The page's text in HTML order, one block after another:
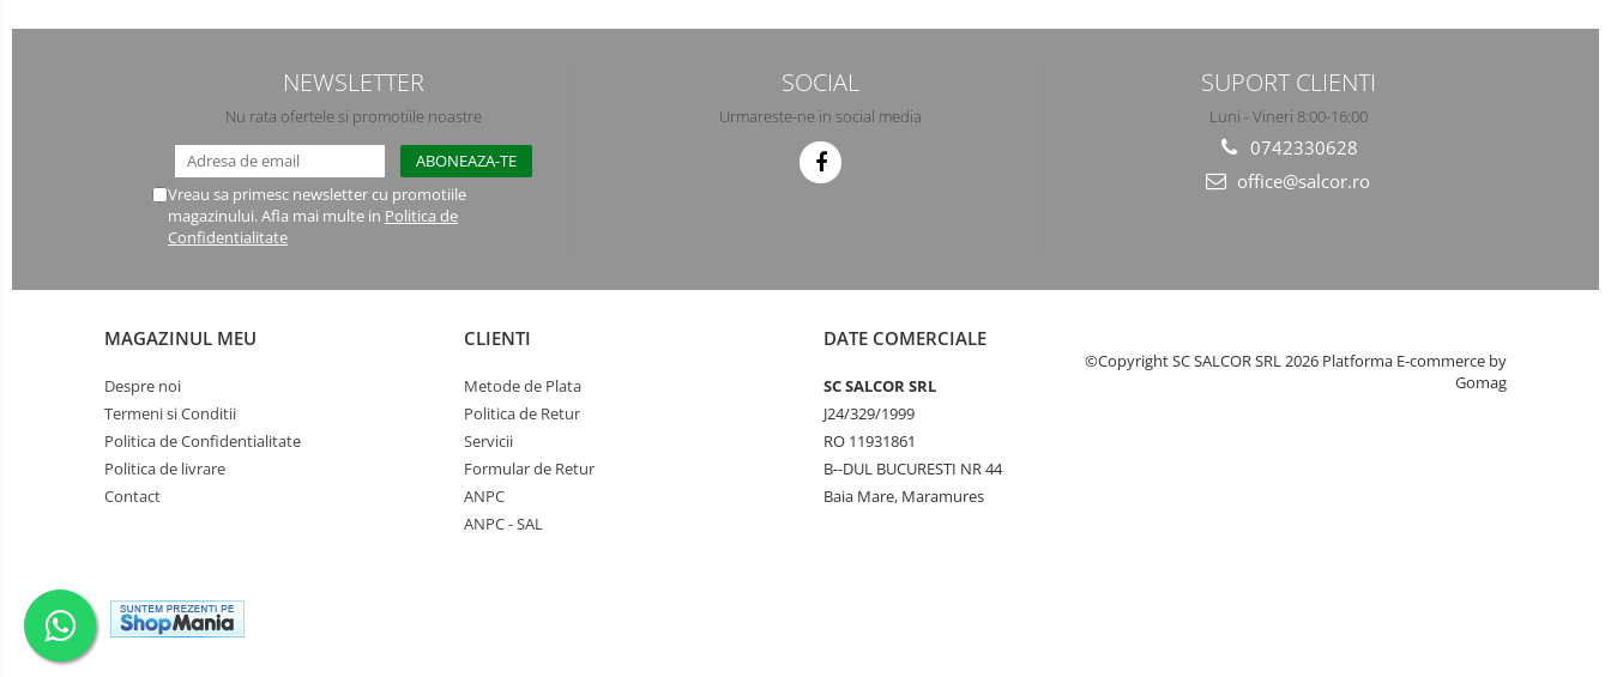
NEWSLETTER
Nu rata ofertele si promotiile noastre
Vreau sa primesc newsletter cu promotiile
magazinului. Afla mai multe in Politica de
Confidentialitate
SOCIAL
Urmareste-ne in social media
SUPORT CLIENTI
Luni - Vineri 8:00-16:00
0742330628
office@salcor.ro
MAGAZINUL MEU
Despre noi
Termeni si Conditii
Politica de Confidentialitate
Politica de livrare
Contact
CLIENTI
Metode de Plata
Politica de Retur
Servicii
Formular de Retur
ANPC
ANPC - SAL
DATE COMERCIALE
SC SALCOR SRL
J24/329/1999
RO 11931861
B--DUL BUCURESTI NR 44
Baia Mare, Maramures
©Copyright SC SALCOR SRL 2026 Platforma E-commerce by
Gomag